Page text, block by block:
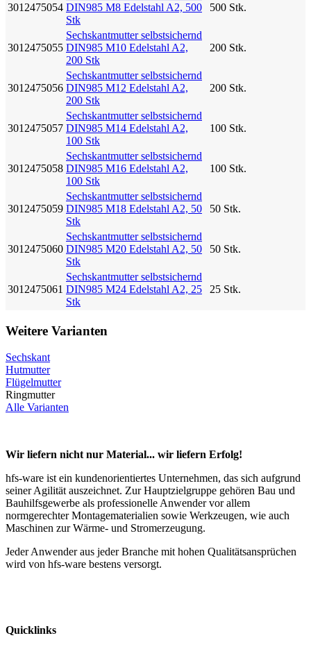
3012475054 DIN985 M8 Edelstahl A2, 500
Stk
500 Stk.
3012475055
Sechskantmutter selbstsichernd
DIN985 M10 Edelstahl A2,
200 Stk
200 Stk.
3012475056
Sechskantmutter selbstsichernd
DIN985 M12 Edelstahl A2,
200 Stk
200 Stk.
3012475057
Sechskantmutter selbstsichernd
DIN985 M14 Edelstahl A2,
100 Stk
100 Stk.
3012475058
Sechskantmutter selbstsichernd
DIN985 M16 Edelstahl A2,
100 Stk
100 Stk.
3012475059
Sechskantmutter selbstsichernd
DIN985 M18 Edelstahl A2, 50
Stk
50 Stk.
3012475060
Sechskantmutter selbstsichernd
DIN985 M20 Edelstahl A2, 50
Stk
50 Stk.
3012475061
Sechskantmutter selbstsichernd
DIN985 M24 Edelstahl A2, 25
Stk
25 Stk.
Weitere Varianten
Sechskant
Hutmutter
Flügelmutter
Ringmutter
Alle Varianten
Wir liefern nicht nur Material... wir liefern Erfolg!
hfs-ware ist ein kundenorientiertes Unternehmen, das sich aufgrund
seiner Agilität auszeichnet. Zur Hauptzielgruppe gehören Bau und
Bauhilfsgewerbe als professionelle Anwender vor allem
normgerechter Montagematerialien sowie Werkzeugen, wie auch
Maschinen zur Wärme- und Stromerzeugung.
Jeder Anwender aus jeder Branche mit hohen Qualitätsansprüchen
wird von hfs-ware bestens versorgt.
Quicklinks